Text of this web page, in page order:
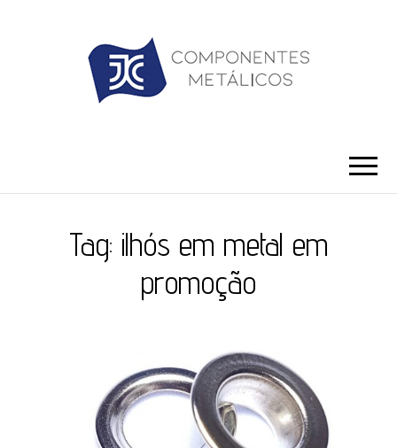
Tag: ilhós em metal em
promoção